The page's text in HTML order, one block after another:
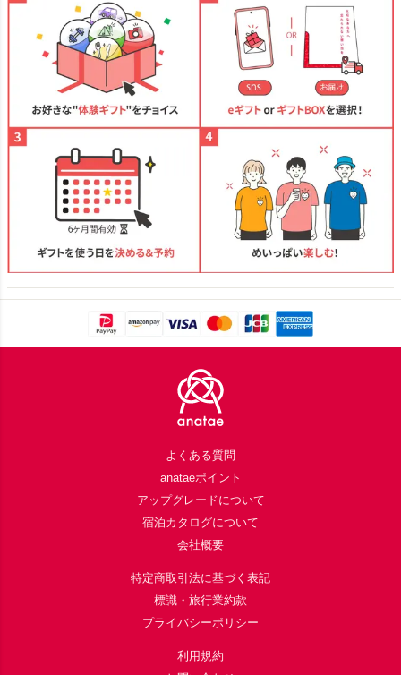
よくある質問
anataeポイント
アップグレードについて
宿泊カタログについて
会社概要
特定商取引法に基づく表記
標識・旅行業約款
プライバシーポリシー
利用規約